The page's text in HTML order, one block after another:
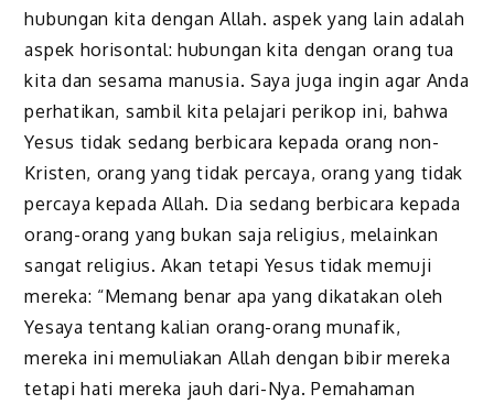
hubungan kita dengan Allah. aspek yang lain adalah
aspek horisontal: hubungan kita dengan orang tua
kita dan sesama manusia. Saya juga ingin agar Anda
perhatikan, sambil kita pelajari perikop ini, bahwa
Yesus tidak sedang berbicara kepada orang non-
Kristen, orang yang tidak percaya, orang yang tidak
percaya kepada Allah. Dia sedang berbicara kepada
orang-orang yang bukan saja religius, melainkan
sangat religius. Akan tetapi Yesus tidak memuji
mereka: “Memang benar apa yang dikatakan oleh
Yesaya tentang kalian orang-orang munafik,
mereka ini memuliakan Allah dengan bibir mereka
tetapi hati mereka jauh dari-Nya. Pemahaman